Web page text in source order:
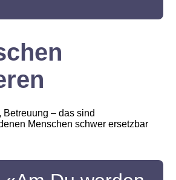
Betreuung – das sind
Menschen schwer ersetzbar